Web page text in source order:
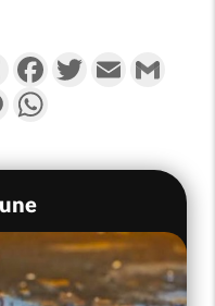
PartagerFacebookTwitterEmail
Messenger